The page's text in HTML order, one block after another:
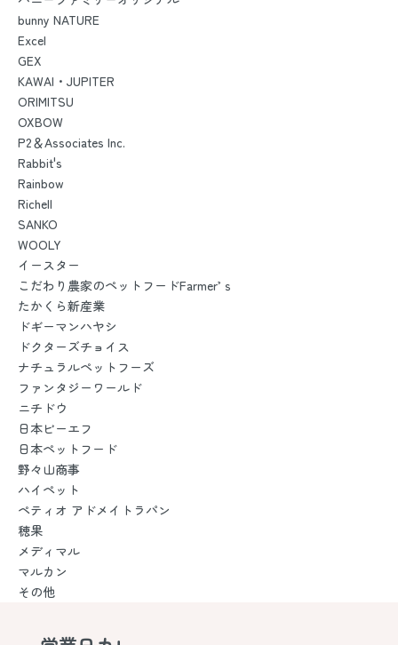
bunny NATURE
Excel
GEX
KAWAI・JUPITER
ORIMITSU
OXBOW
P2＆Associates Inc.
Rabbit's
Rainbow
Richell
SANKO
WOOLY
イースター
こだわり農家のペットフードFarmer’ｓ
たかくら新産業
ドギーマンハヤシ
ドクターズチョイス
ナチュラルペットフーズ
ファンタジーワールド
ニチドウ
日本ビーエフ
日本ペットフード
野々山商事
ハイペット
ペティオ アドメイトラパン
穂果
メディマル
マルカン
その他